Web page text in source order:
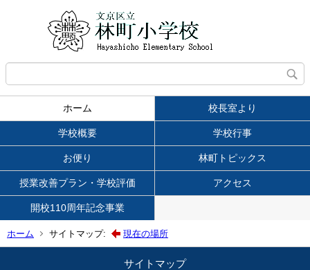
ホーム 校長室より
学校概要 学校行事
お便り 林町トピックス
授業改善プラン・学校評価 アクセス
開校110周年記念事業
ホーム サイトマップ: 現在の場所
サイトマップ